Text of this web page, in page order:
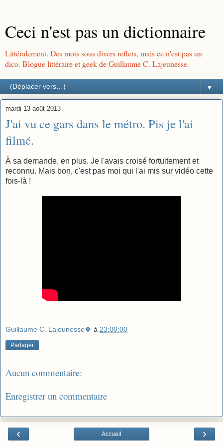
Ceci n'est pas un dictionnaire
Littéralement. Des mots sous divers reflets, mais ce n'est pas un
dico. Blogue littéraire et geek de Guillaume C. Lajeunesse.
▼
mardi 13 août 2013
J'ai vu ce gars dans le métro. Pis je l'ai
filmé.
À sa demande, en plus. Je l'avais croisé fortuitement et
reconnu. Mais bon, c'est pas moi qui l'ai mis sur vidéo cette
fois-là !
Guillaume C. Lajeunesse🍀 à 23:00:00
Partager
Aucun commentaire:
Enregistrer un commentaire
‹ ›
Accueil